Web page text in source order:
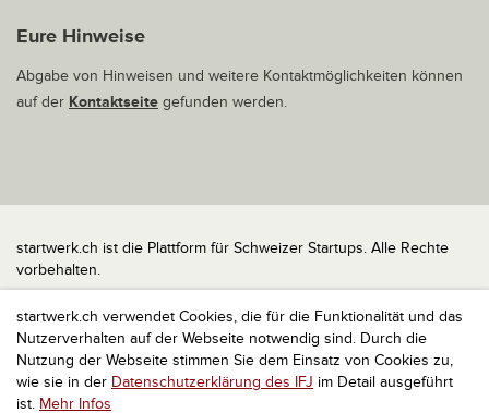
startwerk.ch verwendet Cookies, die für die Funktionalität und das
Nutzerverhalten auf der Webseite notwendig sind. Durch die
Nutzung der Webseite stimmen Sie dem Einsatz von Cookies zu,
wie sie in der Datenschutzerklärung des IFJ im Detail ausgeführt
ist. Mehr Infos
Eure Hinweise
Abgabe von Hinweisen und weitere Kontaktmöglichkeiten können
auf der Kontaktseite gefunden werden.
startwerk.ch ist die Plattform für Schweizer Startups. Alle Rechte
vorbehalten.
Impressum
Kontakt
nach oben